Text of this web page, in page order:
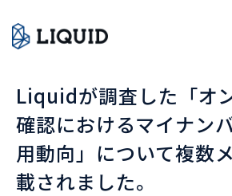
TOP Liquidが調査した「オ
Liquidが調査した「オ
確認におけるマイナン
用動向」について複数
載されました。